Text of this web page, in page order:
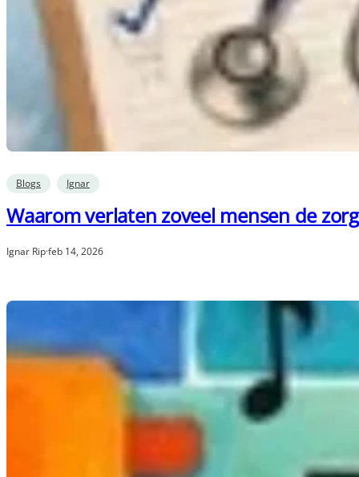
Blogs Ignar
Waarom verlaten zoveel mensen de
Ignar Rip·feb 14, 2026